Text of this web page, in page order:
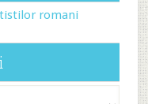
romani